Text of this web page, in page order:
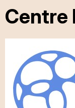
Centre